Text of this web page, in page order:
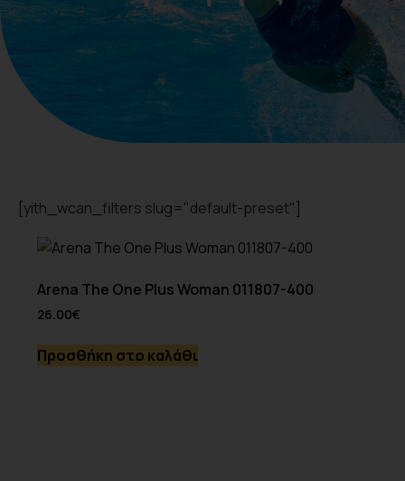
[yith_wcan_filters slug="default-preset"]
Arena The One Plus Woman 011807-400
26.00€
Προσθήκη στο καλάθι